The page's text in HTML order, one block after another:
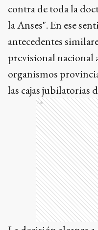
contra de toda la
la Anses". En ese
antecedentes
previsional nacional
organismos
las cajas jubilatorias
Ads